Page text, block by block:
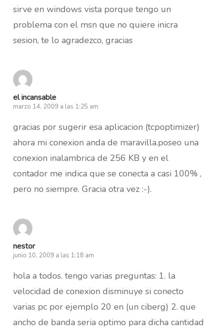
sirve en windows vista porque tengo un
problema con el msn que no quiere inicra
sesion, te lo agradezco, gracias
el incansable
marzo 14, 2009 a las 1:25 am
gracias por sugerir esa aplicacion (tcpoptimizer)
ahora mi conexion anda de maravilla.poseo una
conexion inalambrica de 256 KB y en el
contador me indica que se conecta a casi 100% ,
pero no siempre. Gracia otra vez :-).
nestor
junio 10, 2009 a las 1:18 am
hola a todos. tengo varias preguntas: 1. la
velocidad de conexion disminuye si conecto
varias pc por ejemplo 20 en (un ciberg) 2. que
ancho de banda seria optimo para dicha cantidad